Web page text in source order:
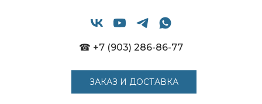
☎ +7 (903) 286-86-77
ЗАКАЗ И ДОСТАВКА